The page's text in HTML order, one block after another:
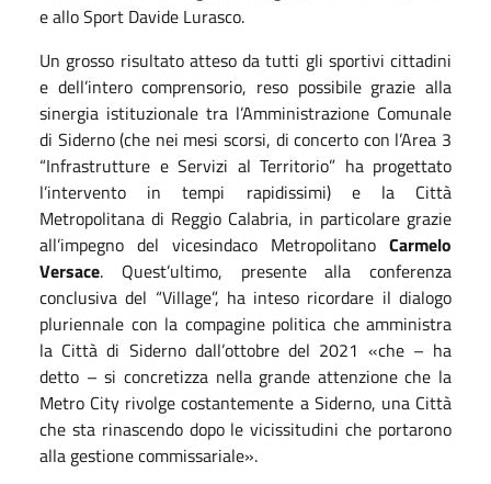
e allo Sport Davide Lurasco.
Un grosso risultato atteso da tutti gli sportivi cittadini
e dell’intero comprensorio, reso possibile grazie alla
sinergia istituzionale tra l’Amministrazione Comunale
di Siderno (che nei mesi scorsi, di concerto con l’Area 3
“Infrastrutture e Servizi al Territorio” ha progettato
l’intervento in tempi rapidissimi) e la Città
Metropolitana di Reggio Calabria, in particolare grazie
all’impegno del vicesindaco Metropolitano Carmelo
Versace. Quest’ultimo, presente alla conferenza
conclusiva del “Village”, ha inteso ricordare il dialogo
pluriennale con la compagine politica che amministra
la Città di Siderno dall’ottobre del 2021 «che – ha
detto – si concretizza nella grande attenzione che la
Metro City rivolge costantemente a Siderno, una Città
che sta rinascendo dopo le vicissitudini che portarono
alla gestione commissariale».